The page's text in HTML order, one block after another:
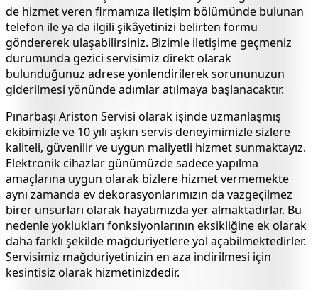
de hizmet veren firmamıza iletişim bölümünde bulunan
telefon ile ya da ilgili şikâyetinizi belirten formu
göndererek ulaşabilirsiniz. Bizimle iletişime geçmeniz
durumunda gezici servisimiz direkt olarak
bulunduğunuz adrese yönlendirilerek sorununuzun
giderilmesi yönünde adımlar atılmaya başlanacaktır.
Pınarbaşı Ariston Servisi olarak işinde uzmanlaşmış
ekibimizle ve 10 yılı aşkın servis deneyimimizle sizlere
kaliteli, güvenilir ve uygun maliyetli hizmet sunmaktayız.
Elektronik cihazlar günümüzde sadece yapılma
amaçlarına uygun olarak bizlere hizmet vermemekte
aynı zamanda ev dekorasyonlarımızın da vazgeçilmez
birer unsurları olarak hayatımızda yer almaktadırlar. Bu
nedenle yoklukları fonksiyonlarının eksikliğine ek olarak
daha farklı şekilde mağduriyetlere yol açabilmektedirler.
Servisimiz mağduriyetinizin en aza indirilmesi için
kesintisiz olarak hizmetinizdedir.